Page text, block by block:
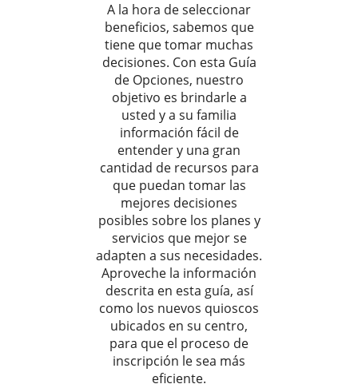
A la hora de seleccionar
beneficios, sabemos que
tiene que tomar muchas
decisiones. Con esta Guía
de Opciones, nuestro
objetivo es brindarle a
usted y a su familia
información fácil de
entender y una gran
cantidad de recursos para
que puedan tomar las
mejores decisiones
posibles sobre los planes y
servicios que mejor se
adapten a sus necesidades.
Aproveche la información
descrita en esta guía, así
como los nuevos quioscos
ubicados en su centro,
para que el proceso de
inscripción le sea más
eficiente.